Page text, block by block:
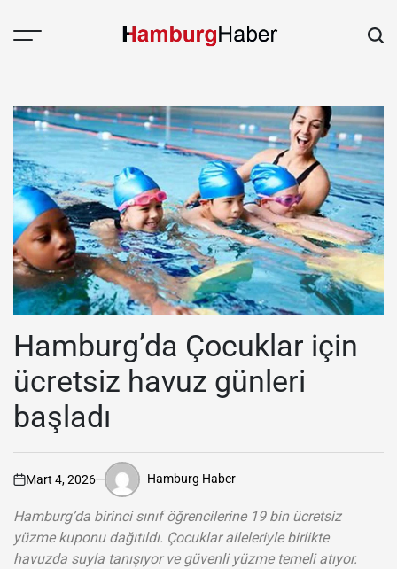
Hamburg’da Çocuklar için
ücretsiz havuz günleri
başladı
Mart 4, 2026 Hamburg Haber
Hamburg’da birinci sınıf öğrencilerine 19 bin ücretsiz
yüzme kuponu dağıtıldı. Çocuklar aileleriyle birlikte
havuzda suyla tanışıyor ve güvenli yüzme temeli atıyor.